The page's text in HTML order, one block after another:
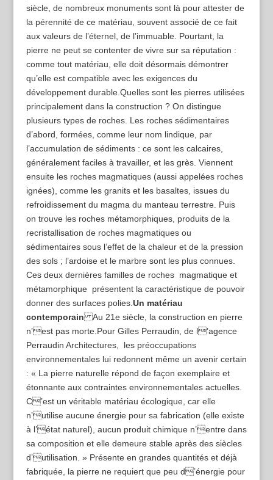
siècle, de nombreux monuments sont là pour attester de
la pérennité de ce matériau, souvent associé de ce fait
aux valeurs de l’éternel, de l’immuable. Pourtant, la
pierre ne peut se contenter de vivre sur sa réputation :
comme tout matériau, elle doit désormais démontrer
qu’elle est compatible avec les exigences du
développement durable. Quelles sont les pierres utilisées
principalement dans la construction ? On distingue
plusieurs types de roches. Les roches sédimentaires
d’abord, formées, comme leur nom lindique, par
l’accumulation de sédiments : ce sont les calcaires,
généralement faciles à travailler, et les grès. Viennent
ensuite les roches magmatiques (aussi appelées roches
ignées), comme les granits et les basaltes, issues du
refroidissement du magma du manteau terrestre. Puis
on trouve les roches métamorphiques, produits de la
recristallisation de roches magmatiques ou
sédimentaires sous l’effet de la chaleur et de la pression
des sols ; l’ardoise et le marbre sont les plus connues.
Ces deux dernières familles de roches  magmatique et
métamorphique  présentent la caractéristique de pouvoir
donner des surfaces polies. Un matériau
contemporainAu 21e siècle, la construction en pierre
n’est pas morte.Pour Gilles Perraudin, de l’agence
Perraudin Architectures, les préoccupations
environnementales lui redonnent même un avenir certain
: « La pierre naturelle répond de façon exemplaire et
étonnante aux contraintes environnementales actuelles.
C’est un véritable matériau écologique, car elle
n’utilise aucune énergie pour sa fabrication (elle existe
à l’état naturel), aucun produit chimique n’entre dans
sa composition et elle demeure stable après des siècles
d’utilisation. » Présente en grandes quantités et déjà
fabriquée, la pierre ne requiert que peu d’énergie pour